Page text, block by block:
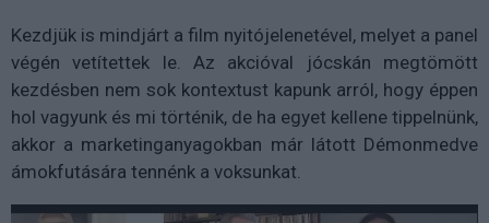
Kezdjük is mindjárt a film nyitójelenetével, melyet a panel
végén vetítettek le. Az akcióval jócskán megtömött
kezdésben nem sok kontextust kapunk arról, hogy éppen
hol vagyunk és mi történik, de ha egyet kellene tippelnünk,
akkor a marketinganyagokban már látott Démonmedve
ámokfutására tennénk a voksunkat.